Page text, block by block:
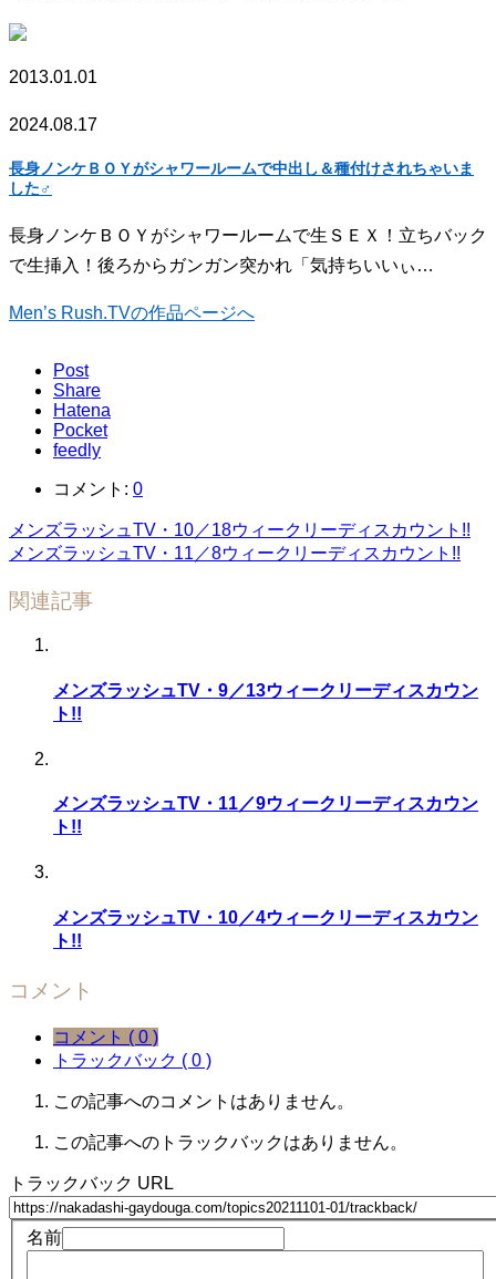
2013.01.01
2024.08.17
長身ノンケＢＯＹがシャワールームで中出し＆種付けされちゃいま
した♂
長身ノンケＢＯＹがシャワールームで生ＳＥＸ！立ちバック
で生挿入！後ろからガンガン突かれ「気持ちいいぃ…
Men’s Rush.TVの作品ページへ
Post
Share
Hatena
Pocket
feedly
コメント: 0
メンズラッシュTV・10／18ウィークリーディスカウント!!
メンズラッシュTV・11／8ウィークリーディスカウント!!
関連記事
メンズラッシュTV・9／13ウィークリーディスカウン
ト!!
メンズラッシュTV・11／9ウィークリーディスカウン
ト!!
メンズラッシュTV・10／4ウィークリーディスカウン
ト!!
コメント
コメント ( 0 )
トラックバック ( 0 )
この記事へのコメントはありません。
この記事へのトラックバックはありません。
トラックバック URL
名前